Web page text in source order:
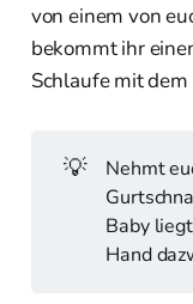
von einem von
bekommt ihr
Schlaufe mit
💡
Nehmt
Baby
Hand